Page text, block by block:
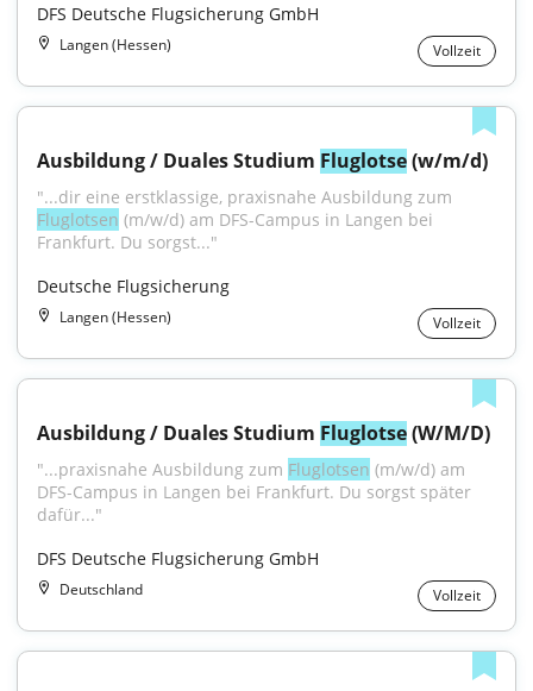
DFS Deutsche Flugsicherung GmbH
Langen (Hessen) Vollzeit
Ausbildung / Duales Studium Fluglotse (w/m/d)
Fluglotsen (m/w/d) am DFS-Campus in Langen bei
Frankfurt. Du sorgst..."
Deutsche Flugsicherung
Langen (Hessen) Vollzeit
Ausbildung / Duales Studium Fluglotse (W/M/D)
"...praxisnahe Ausbildung zum Fluglotsen (m/w/d) am
DFS-Campus in Langen bei Frankfurt. Du sorgst später
dafür..."
DFS Deutsche Flugsicherung GmbH
Deutschland Vollzeit